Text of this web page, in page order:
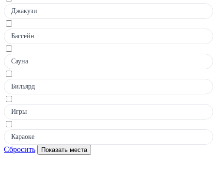
Джакузи
Бассейн
Сауна
Бильярд
Игры
Караоке
Сбросить Показать места